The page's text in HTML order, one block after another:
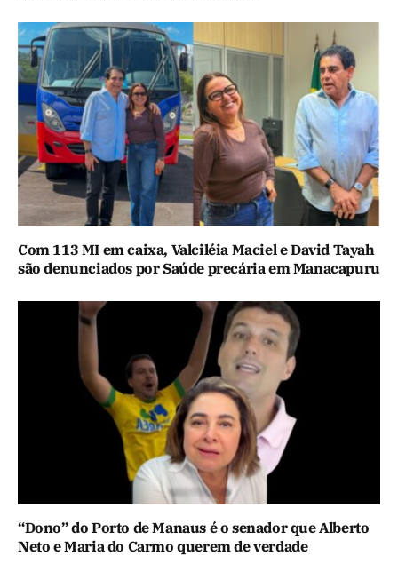
Com 113 MI em caixa, Valciléia Maciel e David Tayah
são denunciados por Saúde precária em Manacapuru
“Dono” do Porto de Manaus é o senador que Alberto
Neto e Maria do Carmo querem de verdade